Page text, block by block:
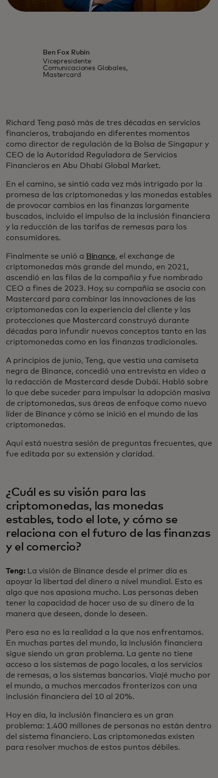
Ben Fox Rubin
Vicepresidente
Comunicaciones Globales,
Mastercard
Richard Teng pasó más de tres décadas en servicios
financieros, trabajando en diferentes momentos
como director de regulación de la Bolsa de Singapur y
CEO de la Autoridad Reguladora de Servicios
Financieros en Abu Dhabi Global Market.
En el camino, se sintió cada vez más intrigado por la
promesa de las criptomonedas y las monedas estables
de provocar cambios en las finanzas largamente
buscados, incluido el impulso de la inclusión financiera
y la reducción de las tarifas de remesas para los
consumidores.
Finalmente se unió a Binance, el exchange de
criptomonedas más grande del mundo, en 2021,
ascendió en las filas de la compañía y fue nombrado
CEO a fines de 2023. Hoy, su compañía se asocia con
Mastercard para combinar las innovaciones de las
criptomonedas con la experiencia del cliente y las
protecciones que Mastercard construyó durante
décadas para infundir nuevos conceptos tanto en las
criptomonedas como en las finanzas tradicionales.
A principios de junio, Teng, que vestía una camiseta
negra de Binance, concedió una entrevista en video a
la redacción de Mastercard desde Dubái. Habló sobre
lo que debe suceder para impulsar la adopción masiva
de criptomonedas, sus áreas de enfoque como nuevo
líder de Binance y cómo se inició en el mundo de las
criptomonedas.
Aquí está nuestra sesión de preguntas frecuentes, que
fue editada por su extensión y claridad.
¿Cuál es su visión para las
criptomonedas, las monedas
estables, todo el lote, y cómo se
relaciona con el futuro de las finanzas
y el comercio?
Teng: La visión de Binance desde el primer día es
apoyar la libertad del dinero a nivel mundial. Esto es
algo que nos apasiona mucho. Las personas deben
tener la capacidad de hacer uso de su dinero de la
manera que deseen, donde lo deseen.
Pero esa no es la realidad a la que nos enfrentamos.
En muchas partes del mundo, la inclusión financiera
sigue siendo un gran problema. La gente no tiene
acceso a los sistemas de pago locales, a los servicios
de remesas, a los sistemas bancarios. Viajé mucho por
el mundo, a muchos mercados fronterizos con una
inclusión financiera del 10 al 20%.
Hoy en día, la inclusión financiera es un gran
problema: 1.400 millones de personas no están dentro
del sistema financiero. Las criptomonedas existen
para resolver muchos de estos puntos débiles.